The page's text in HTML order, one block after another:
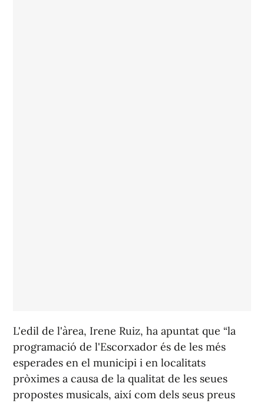
L'edil de l'àrea, Irene Ruiz, ha apuntat que “la
programació de l'Escorxador és de les més
esperades en el municipi i en localitats
pròximes a causa de la qualitat de les seues
propostes musicals, així com dels seus preus